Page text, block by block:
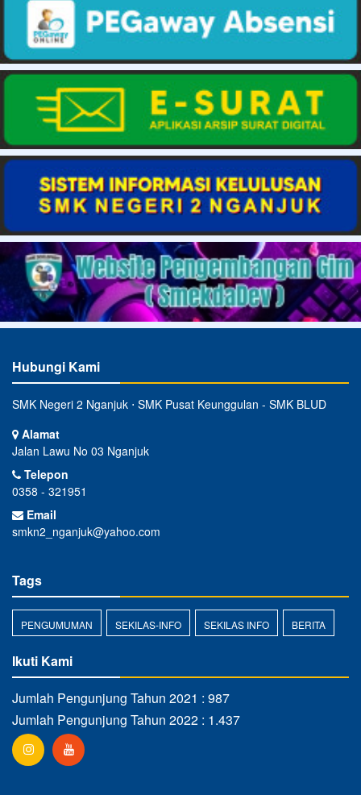
Hubungi Kami
SMK Negeri 2 Nganjuk ⋅ SMK Pusat Keunggulan - SMK BLUD
Alamat
Jalan Lawu No 03 Nganjuk
Telepon
0358 - 321951
Email
smkn2_nganjuk@yahoo.com
Tags
PENGUMUMAN SEKILAS-INFO SEKILAS INFO BERITA
Ikuti Kami
Jumlah Pengunjung Tahun 2021 : 987
Jumlah Pengunjung Tahun 2022 : 1.437